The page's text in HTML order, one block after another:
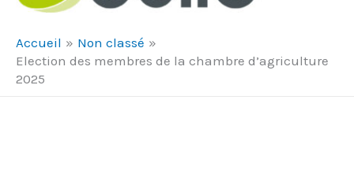
Accueil
Non classé
Election des membres de la chambre d’agriculture
2025